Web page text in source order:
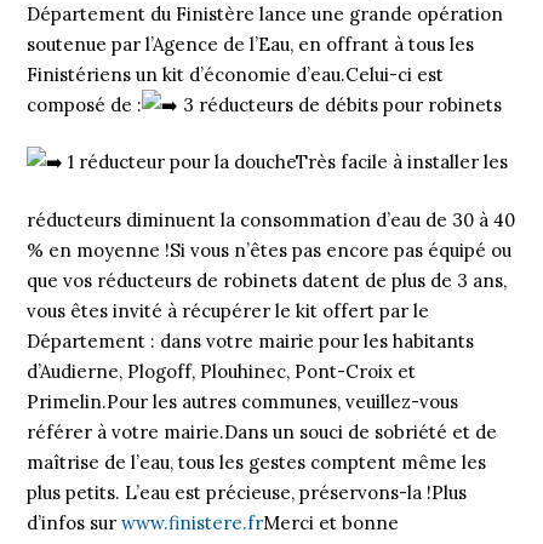
Département du Finistère lance une grande opération
soutenue par l’Agence de l’Eau, en offrant à tous les
Finistériens un kit d’économie d’eau.Celui-ci est
composé de :
3 réducteurs de débits pour robinets
1 réducteur pour la doucheTrès facile à installer les
réducteurs diminuent la consommation d’eau de 30 à 40
% en moyenne !Si vous n’êtes pas encore pas équipé ou
que vos réducteurs de robinets datent de plus de 3 ans,
vous êtes invité à récupérer le kit offert par le
Département : dans votre mairie pour les habitants
d’Audierne, Plogoff, Plouhinec, Pont-Croix et
Primelin.Pour les autres communes, veuillez-vous
référer à votre mairie.Dans un souci de sobriété et de
maîtrise de l’eau, tous les gestes comptent même les
plus petits. L’eau est précieuse, préservons-la !Plus
d’infos sur www.finistere.frMerci et bonne